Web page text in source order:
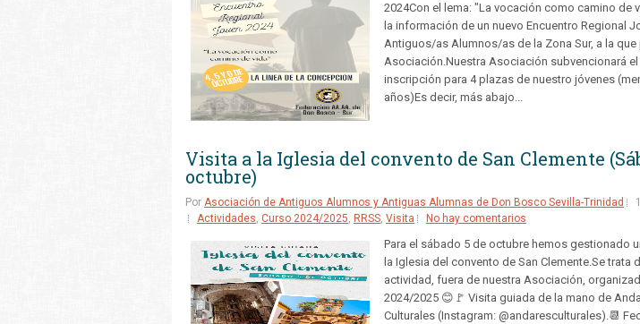
2024Con el lema: "La vocación como camino de
la información de un nuevo Encuentro Regional
Antiguos/as Alumnos/as de la Zona Sur, a la que
Asociación.Nuestra Asociación subvencionará el
inscripción para 4 plazas de nuestro jóvenes
años)Es decir, más abajo...
Visita a la Iglesia del convento de San Clemente
octubre)
Por Asociación de Antiguos Alumnos y Antiguas Alumnas de Don Bosco Sevilla-Trinidad
Actividades, Curso 2024/2025, RRSS, Visita No hay comentarios
Para el sábado 5 de octubre hemos gestionado
la Iglesia del convento de San Clemente.Se trata
actividad, fuera de nuestra Asociación,
2024/2025 😊🚩 Visita guiada de la mano de
Culturales (Instagram: @andaresculturales).📆